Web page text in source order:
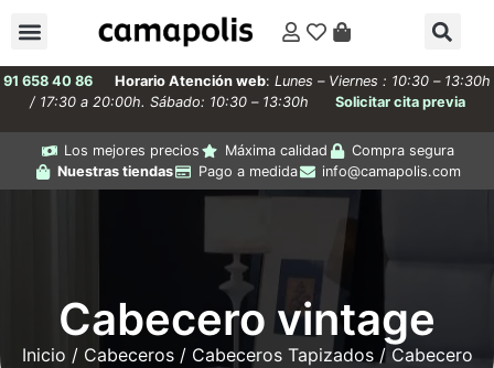
91 658 40 86 Horario Atención web: Lunes – Viernes : 10:30 – 13:30h
/ 17:30 a 20:00h. Sábado: 10:30 – 13:30h
Solicitar cita previa
Los mejores precios Máxima calidad
Compra segura
Nuestras tiendas
Pago a medida info@camapolis.com
Cabecero vintage
Inicio / Cabeceros/ Cabeceros Tapizados/ Cabecero